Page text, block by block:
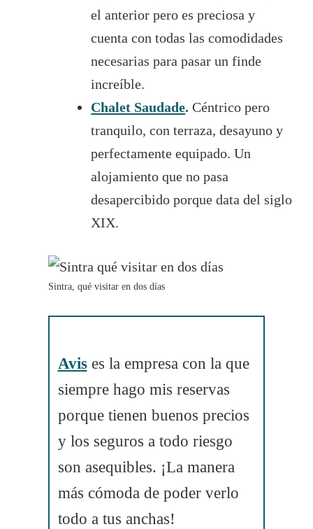
el anterior pero es preciosa y
cuenta con todas las comodidades
necesarias para pasar un finde
increíble.
Chalet Saudade. Céntrico pero
tranquilo, con terraza, desayuno y
perfectamente equipado. Un
alojamiento que no pasa
desapercibido porque data del siglo
XIX.
Sintra, qué visitar en dos días
Avises la empresa con la que
siempre hago mis reservas
porque tienen buenos precios
y los seguros a todo riesgo
son asequibles. ¡La manera
más cómoda de poder verlo
todo a tus anchas!